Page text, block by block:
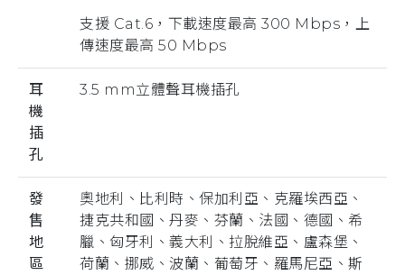
支援 Cat.6，下載速度最高 300 Mbps，上
傳速度最高 50 Mbps
耳
機
插
孔
3.5 mm立體聲耳機插孔
發
售
地
區
奧地利、比利時、保加利亞、克羅埃西亞、
捷克共和國、丹麥、芬蘭、法國、德國、希
臘、匈牙利、義大利、拉脫維亞、盧森堡、
荷蘭、挪威、波蘭、葡萄牙、羅馬尼亞、斯